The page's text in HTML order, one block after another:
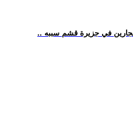
في جزيرة قشم سببه